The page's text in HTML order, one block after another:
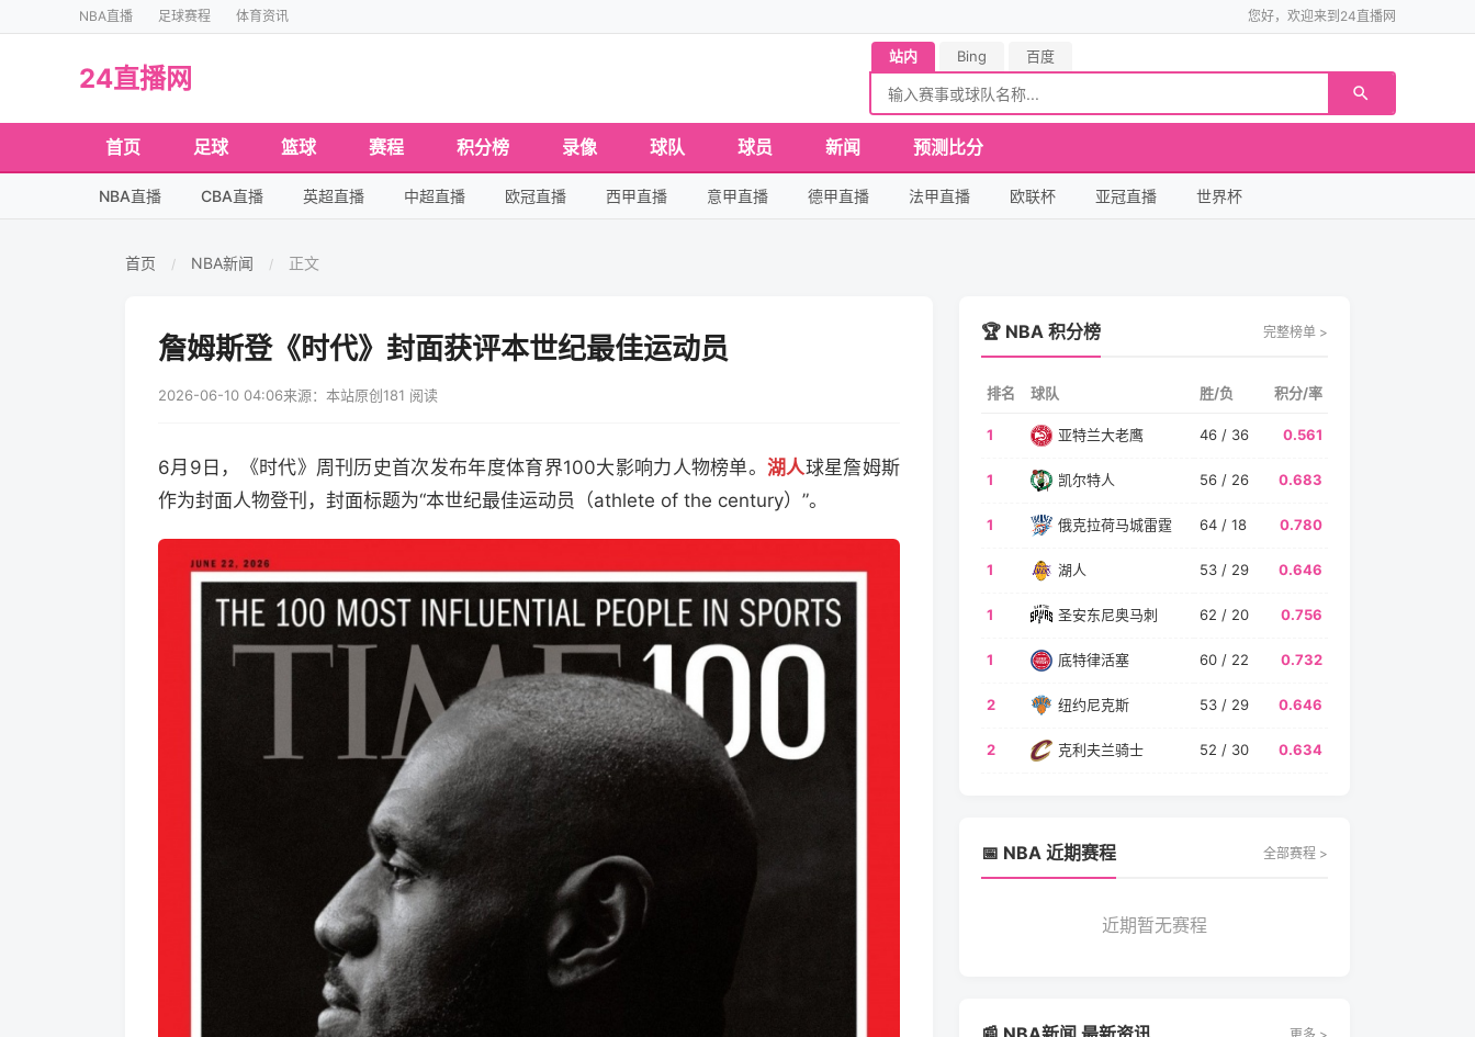
NBA直播 足球赛程 体育资讯 您好，欢迎来到24直播网
24直播网
站内 Bing 百度
首页 足球 篮球 赛程 积分榜 录像 球队 球员 新闻 预测比分
NBA直播 CBA直播 英超直播 中超直播 欧冠直播 西甲直播 意甲直播 德甲直播 法甲直播 欧联杯 亚冠直播 世界杯
首页 / NBA新闻 / 正文
詹姆斯登《时代》封面获评本世纪最佳运动员
2026-06-10 04:06来源：本站原创181 阅读
6月9日，《时代》周刊历史首次发布年度体育界100大影响力人物榜单。湖人球星詹姆斯
作为封面人物登刊，封面标题为“本世纪最佳运动员（athlete of the century）”。
🏆 NBA 积分榜 完整榜单 >
排名 球队 胜/负 积分/率
1 亚特兰大老鹰 46 / 36 0.561
1 凯尔特人 56 / 26 0.683
1 俄克拉荷马城雷霆 64 / 18 0.780
1 湖人 53 / 29 0.646
1 圣安东尼奥马刺 62 / 20 0.756
1 底特律活塞 60 / 22 0.732
2 纽约尼克斯 53 / 29 0.646
2 克利夫兰骑士 52 / 30 0.634
📅 NBA 近期赛程 全部赛程 >
近期暂无赛程